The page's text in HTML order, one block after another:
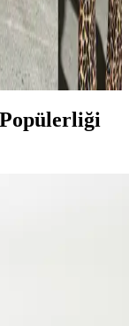
uygun, şık ve
renk seçimi ve stil
Popülerliği